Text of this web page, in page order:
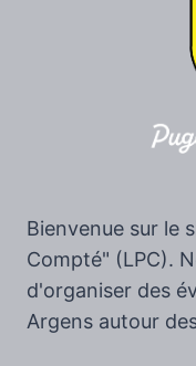
Bienvenue sur le
Compté" (LPC).
d'organiser des
Argens autour